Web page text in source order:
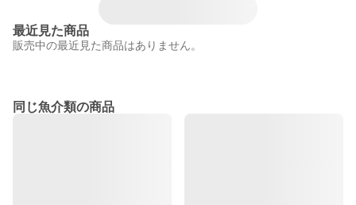
最近見た商品
販売中の最近見た商品はありません。
同じ魚介類の商品